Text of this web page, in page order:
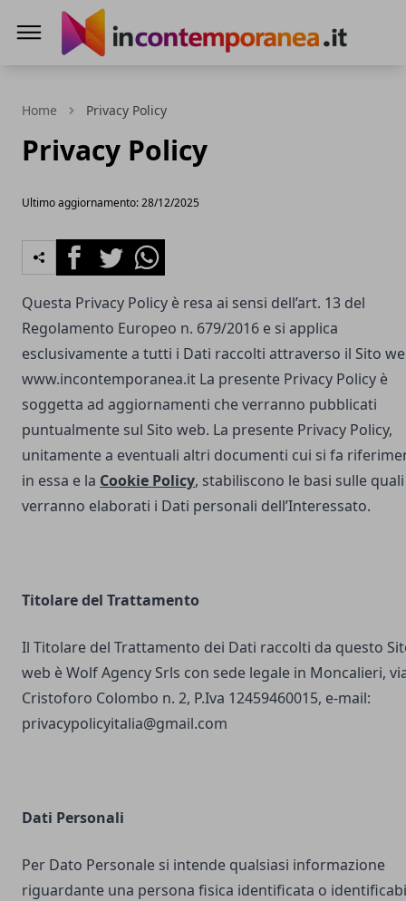
Home Privacy Policy
Privacy Policy
Ultimo aggiornamento: 28/12/2025
FacebookTwitterWhatsapp
Questa Privacy Policy è resa ai sensi dell’art. 13 del
Regolamento Europeo n. 679/2016 e si applica
esclusivamente a tutti i Dati raccolti attraverso il Sito
www.incontemporanea.it La presente Privacy Policy è
soggetta ad aggiornamenti che verranno pubblicati
puntualmente sul Sito web. La presente Privacy Policy,
unitamente a eventuali altri documenti cui si fa
in essa e la Cookie Policy, stabiliscono le basi sulle quali
verranno elaborati i Dati personali dell’Interessato.
Titolare del Trattamento
Il Titolare del Trattamento dei Dati raccolti da questo
web è Wolf Agency Srls con sede legale in Moncalieri,
Cristoforo Colombo n. 2, P.Iva 12459460015, e-mail:
privacypolicyitalia@gmail.com
Dati Personali
Per Dato Personale si intende qualsiasi informazione
riguardante una persona fisica identificata o